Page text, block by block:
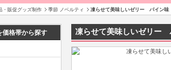
販促グッズ制作 季節 ノベルティ 凍らせて美味しいゼリー パイン味
価格帯から探す 凍らせて美味しいゼリー